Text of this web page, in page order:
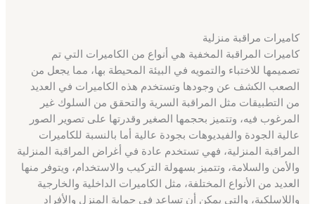
كاميرات مراقبة منزلية
كاميرات المراقبة المخفية هي أنواع من الكاميرات التي تم
تصميمها للاختباء والتمويه في البيئة المحيطة بها، مما يجعل من
الصعب الكشف عن وجودها وتستخدم هذه الكاميرات في العديد
من التطبيقات مثل المراقبة السرية والتحقق من السلوك غير
المرغوب فيه، وتتميز بحجمها الصغير وقدرتها على تصوير الصور
عالية الجودة والفيديوهات بجودة عالية أما بالنسبة للكاميرات
المراقبة المنزلية، فهي تستخدم عادة في أغراض المراقبة المنزلية
والأمن والسلامة، وتتميز بسهولة التركيب والاستخدام، ويتوفر منها
العديد من الأنواع المختلفة، مثل الكاميرات الداخلية والخارجية
واللاسلكية، والتي يمكن أن تساعد في حماية المنزل والأفراد